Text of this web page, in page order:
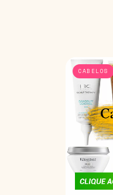
CABELOS